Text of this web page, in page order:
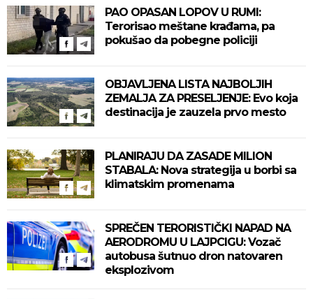
PAO OPASAN LOPOV U RUMI:
Terorisao meštane krađama, pa
pokušao da pobegne policiji
OBJAVLJENA LISTA NAJBOLJIH
ZEMALJA ZA PRESELJENJE: Evo koja
destinacija je zauzela prvo mesto
PLANIRAJU DA ZASADE MILION
STABALA: Nova strategija u borbi sa
klimatskim promenama
SPREČEN TERORISTIČKI NAPAD NA
AERODROMU U LAJPCIGU: Vozač
autobusa šutnuo dron natovaren
eksplozivom